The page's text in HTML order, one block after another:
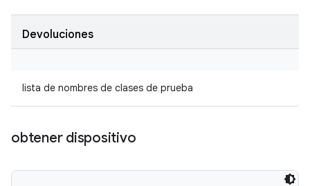
Devoluciones
lista de nombres de clases de prueba
obtener dispositivo